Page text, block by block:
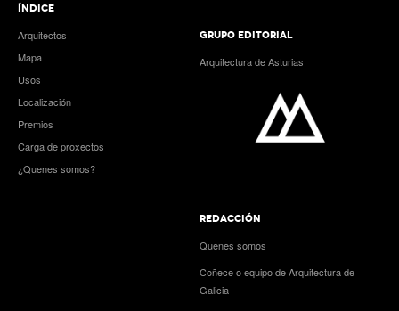
ÍNDICE
Arquitectos
Mapa
Usos
Localización
Premios
Carga de proxectos
¿Quenes somos?
GRUPO EDITORIAL
Arquitectura de Asturias
REDACCIÓN
Quenes somos
Coñece o equipo de Arquitectura de
Galicia